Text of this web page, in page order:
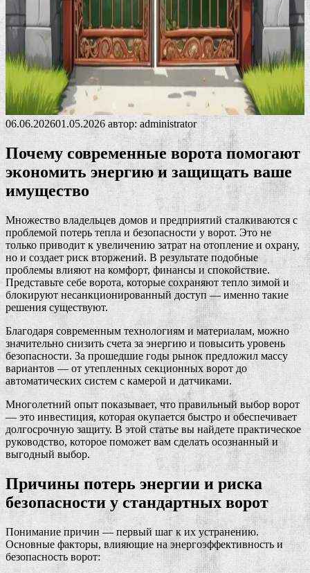
06.06.202601.05.2026 автор:administrator
Почему современные ворота помогают
экономить энергию и защищать ваше
имущество
Множество владельцев домов и предприятий сталкиваются с
проблемой потерь тепла и безопасности у ворот. Это не
только приводит к увеличению затрат на отопление и охрану,
но и создает риск вторжений. В результате подобные
проблемы влияют на комфорт, финансы и спокойствие.
Представьте себе ворота, которые сохраняют тепло зимой и
блокируют несанкционированный доступ — именно такие
решения существуют.
Благодаря современным технологиям и материалам, можно
значительно снизить счета за энергию и повысить уровень
безопасности. За прошедшие годы рынок предложил массу
вариантов — от утепленных секционных ворот до
автоматических систем с камерой и датчиками.
Многолетний опыт показывает, что правильный выбор ворот
— это инвестиция, которая окупается быстро и обеспечивает
долгосрочную защиту. В этой статье вы найдете практическое
руководство, которое поможет вам сделать осознанный и
выгодный выбор.
Причины потерь энергии и риска
безопасности у стандартных ворот
Понимание причин — первый шаг к их устранению.
Основные факторы, влияющие на энергоэффективность и
безопасность ворот: